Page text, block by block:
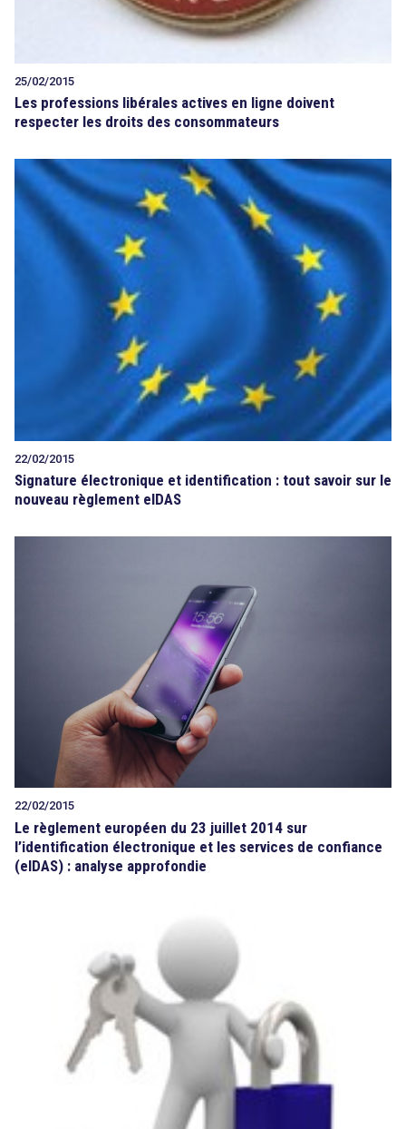
25/02/2015
Les professions libérales actives en ligne doivent
respecter les droits des consommateurs
22/02/2015
Signature électronique et identification : tout savoir sur le
nouveau règlement eIDAS
22/02/2015
Le règlement européen du 23 juillet 2014 sur
l’identification électronique et les services de confiance
(eIDAS) : analyse approfondie